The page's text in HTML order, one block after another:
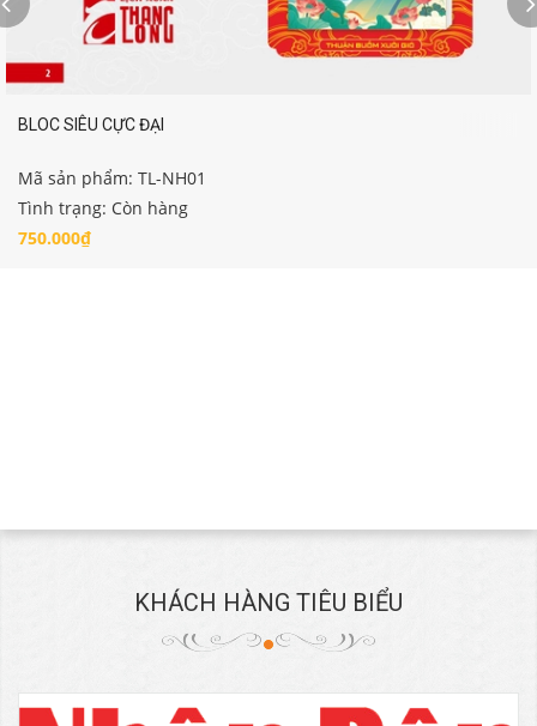
BLOC SIÊU CỰC ĐẠI
Mã sản phẩm: TL-NH01
Tình trạng: Còn hàng
750.000₫
KHÁCH HÀNG TIÊU BIỂU